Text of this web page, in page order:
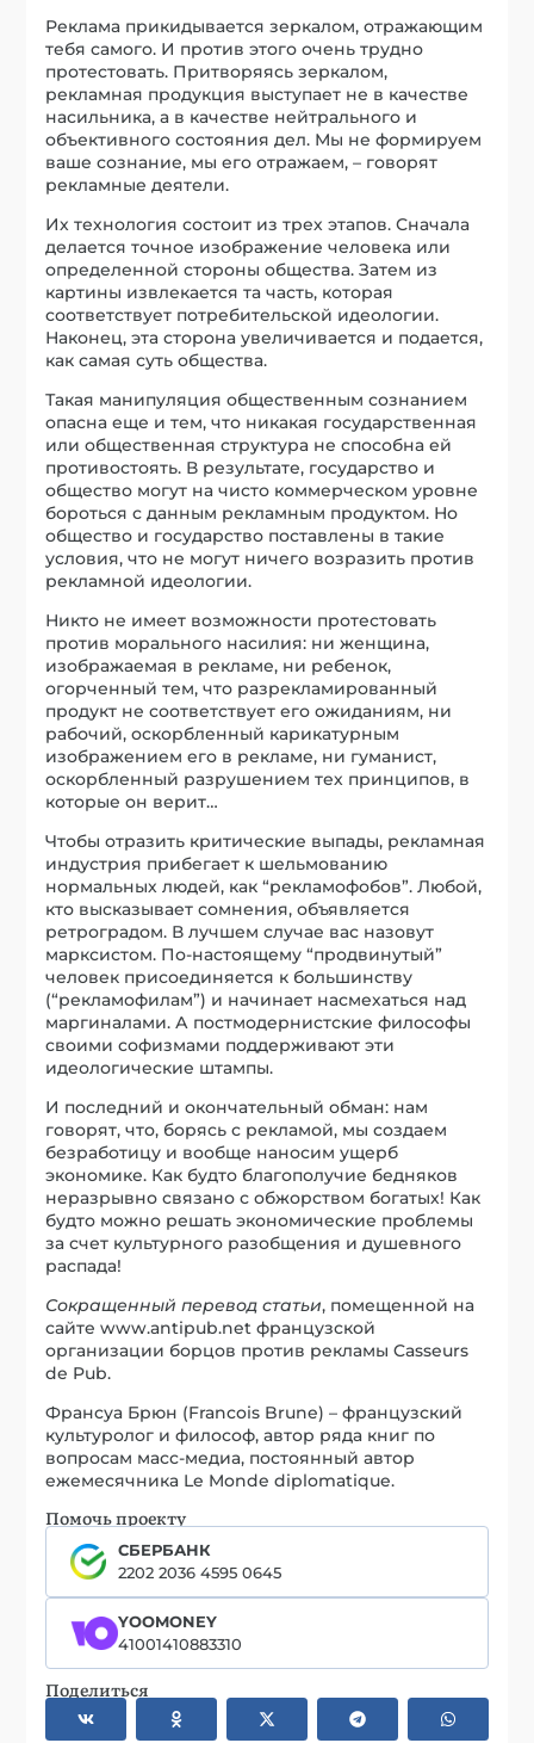
Реклама прикидывается зеркалом, отражающим
тебя самого. И против этого очень трудно
протестовать. Притворяясь зеркалом,
рекламная продукция выступает не в качестве
насильника, а в качестве нейтрального и
объективного состояния дел. Мы не формируем
ваше сознание, мы его отражаем, – говорят
рекламные деятели.
Их технология состоит из трех этапов. Сначала
делается точное изображение человека или
определенной стороны общества. Затем из
картины извлекается та часть, которая
соответствует потребительской идеологии.
Наконец, эта сторона увеличивается и подается,
как самая суть общества.
Такая манипуляция общественным сознанием
опасна еще и тем, что никакая государственная
или общественная структура не способна ей
противостоять. В результате, государство и
общество могут на чисто коммерческом уровне
бороться с данным рекламным продуктом. Но
общество и государство поставлены в такие
условия, что не могут ничего возразить против
рекламной идеологии.
Никто не имеет возможности протестовать
против морального насилия: ни женщина,
изображаемая в рекламе, ни ребенок,
огорченный тем, что разрекламированный
продукт не соответствует его ожиданиям, ни
рабочий, оскорбленный карикатурным
изображением его в рекламе, ни гуманист,
оскорбленный разрушением тех принципов, в
которые он верит…
Чтобы отразить критические выпады, рекламная
индустрия прибегает к шельмованию
нормальных людей, как “рекламофобов”. Любой,
кто высказывает сомнения, объявляется
ретроградом. В лучшем случае вас назовут
марксистом. По-настоящему “продвинутый”
человек присоединяется к большинству
(“рекламофилам”) и начинает насмехаться над
маргиналами. А постмодернистские философы
своими софизмами поддерживают эти
идеологические штампы.
И последний и окончательный обман: нам
говорят, что, борясь с рекламой, мы создаем
безработицу и вообще наносим ущерб
экономике. Как будто благополучие бедняков
неразрывно связано с обжорством богатых! Как
будто можно решать экономические проблемы
за счет культурного разобщения и душевного
распада!
Сокращенный перевод статьи, помещенной на
сайте www.antipub.net французской
организации борцов против рекламы Casseurs
de Pub.
Франсуа Брюн (Francois Brune) – французский
культуролог и философ, автор ряда книг по
вопросам масс-медиа, постоянный автор
ежемесячника Le Monde diplomatique.
Помочь проекту
СБЕРБАНК
2202 2036 4595 0645
YOOMONEY
41001410883310
Поделиться